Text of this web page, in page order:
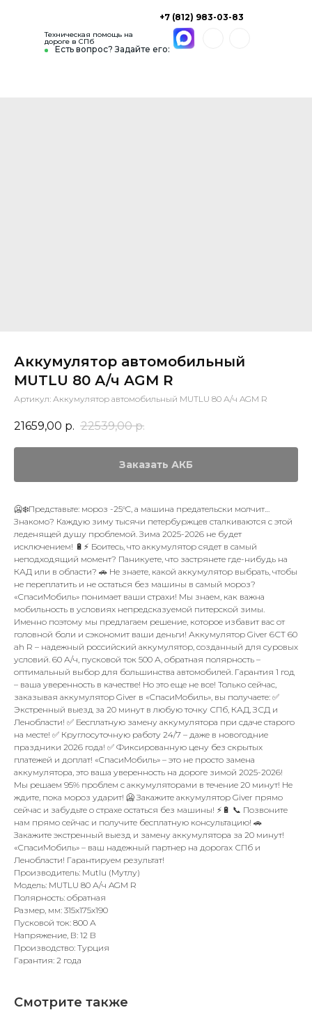
Есть вопрос? Задайте его:
+7 (812) 983-03-83
Техническая помощь на
дороге в СПб
Аккумулятор автомобильный
MUTLU 80 А/ч AGM R
Артикул: Аккумулятор автомобильный MUTLU 80 А/ч AGM R
21659,00 р. 22539,00 р.
Заказать АКБ
🥶❄️Представьте: мороз -25°C, а машина предательски молчит…
Знакомо? Каждую зиму тысячи петербуржцев сталкиваются с этой
леденящей душу проблемой. Зима 2025-2026 не будет
исключением! 🔋⚡ Боитесь, что аккумулятор сядет в самый
неподходящий момент? Паникуете, что застрянете где-нибудь на
КАД или в области? 🚗 Не знаете, какой аккумулятор выбрать, чтобы
не переплатить и не остаться без машины в самый мороз?
«СпасиМобиль» понимает ваши страхи! Мы знаем, как важна
мобильность в условиях непредсказуемой питерской зимы.
Именно поэтому мы предлагаем решение, которое избавит вас от
головной боли и сэкономит ваши деньги! Аккумулятор Giver 6СТ 60
ah R – надежный российский аккумулятор, созданный для суровых
условий. 60 А/ч, пусковой ток 500 А, обратная полярность –
оптимальный выбор для большинства автомобилей. Гарантия 1 год
– ваша уверенность в качестве! Но это еще не все! Только сейчас,
заказывая аккумулятор Giver в «СпасиМобиль», вы получаете: ✅
Экстренный выезд за 20 минут в любую точку СПб, КАД, ЗСД и
Ленобласти! ✅ Бесплатную замену аккумулятора при сдаче старого
на месте! ✅ Круглосуточную работу 24/7 – даже в новогодние
праздники 2026 года! ✅ Фиксированную цену без скрытых
платежей и доплат! «СпасиМобиль» – это не просто замена
аккумулятора, это ваша уверенность на дороге зимой 2025-2026!
Мы решаем 95% проблем с аккумуляторами в течение 20 минут! Не
ждите, пока мороз ударит! 🥶 Закажите аккумулятор Giver прямо
сейчас и забудьте о страхе остаться без машины! ⚡🔋 📞 Позвоните
нам прямо сейчас и получите бесплатную консультацию! 🚗
Закажите экстренный выезд и замену аккумулятора за 20 минут!
«СпасиМобиль» – ваш надежный партнер на дорогах СПб и
Ленобласти! Гарантируем результат!
Производитель: Mutlu (Мутлу)
Модель: MUTLU 80 А/ч AGM R
Полярность: обратная
Размер, мм: 315x175x190
Пусковой ток: 800 А
Напряжение, В: 12 В
Производство: Турция
Гарантия: 2 года
Смотрите также